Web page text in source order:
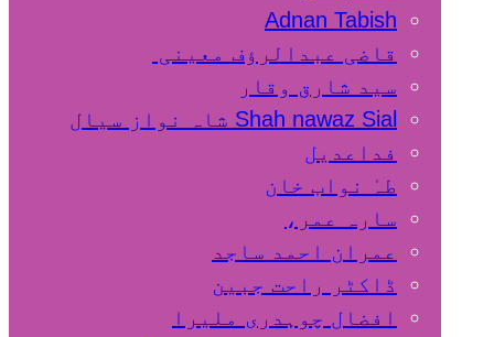
Adnan Tabish
قاضی عبدالرؤف معینی
سید شارق وقار
Shah nawaz Sial شاہ نواز سیال
فداعدیل
طہٰ نواب خان
سارہ عمر،
عمران احمد ساجد
ڈاکٹر راحت جبین
افضال چوہدری ملیرا